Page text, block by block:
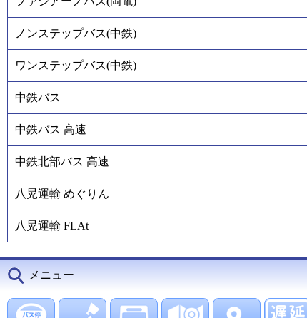
ノンステップバス(中鉄)
ワンステップバス(中鉄)
中鉄バス
中鉄バス 高速
中鉄北部バス 高速
八晃運輸 めぐりん
八晃運輸 FLAt
メニュー